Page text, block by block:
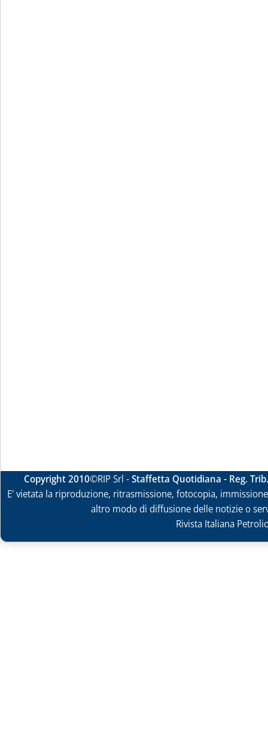
Copyright 2010©RIP Srl -Staffetta Quotidiana - Reg.
E' vietata la riproduzione, ritrasmissione, fotocopia,
altro modo di diffusione delle notizie o
Rivista Italiana